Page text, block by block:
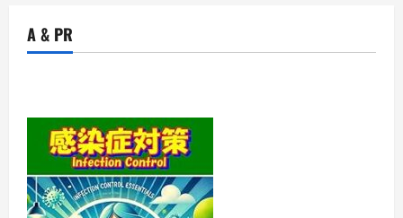
サ
を
取
ら
ず、
静
音
性
が
A & PR